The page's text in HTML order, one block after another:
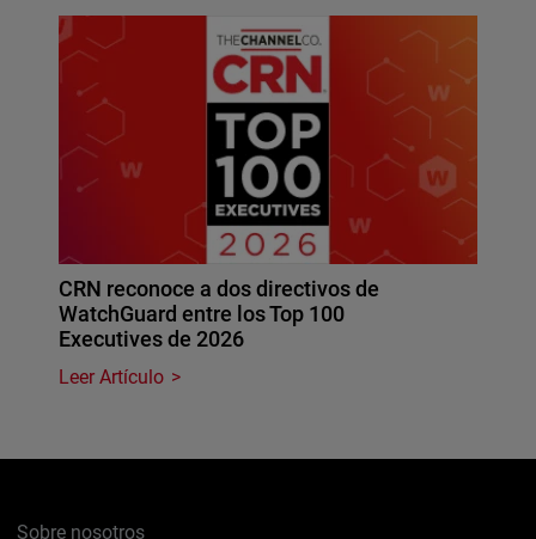
CRN reconoce a dos directivos de
WatchGuard entre los Top 100
Executives de 2026
Leer Artículo
Sobre nosotros